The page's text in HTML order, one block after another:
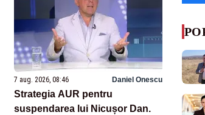
7 aug. 2026, 08:46 Daniel Onescu
Strategia AUR pentru
suspendarea lui Nicușor Dan.